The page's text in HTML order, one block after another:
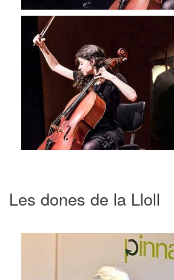
Les dones de la Lloll